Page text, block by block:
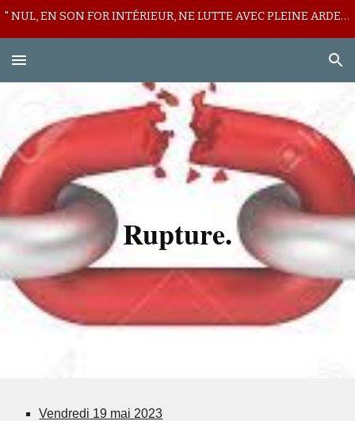
" NUL, EN SON FOR INTÉRIEUR, NE LUTTE AVEC PLEINE ARDEUR CONTRE SON LICITE MUR DE DÉFIANCE ! "
Rupture.
Vendredi 19 mai 2023